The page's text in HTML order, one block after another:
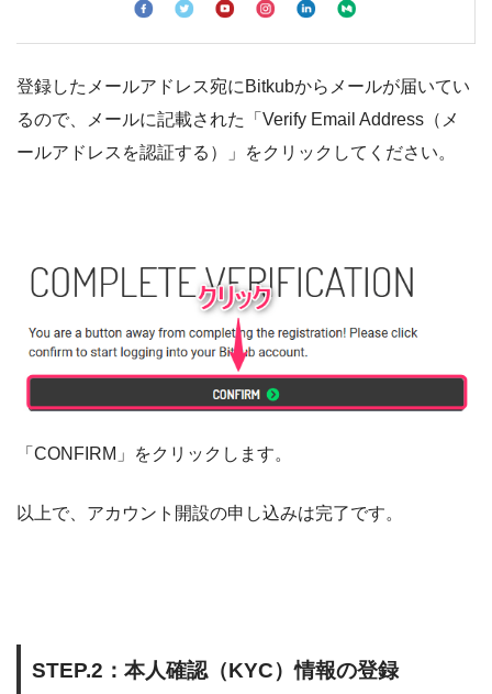
登録したメールアドレス宛にBitkubからメールが届いてい
るので、メールに記載された「Verify Email Address（メ
ールアドレスを認証する）」をクリックしてください。
「CONFIRM」をクリックします。
以上で、アカウント開設の申し込みは完了です。
STEP.2：本人確認（KYC）情報の登録